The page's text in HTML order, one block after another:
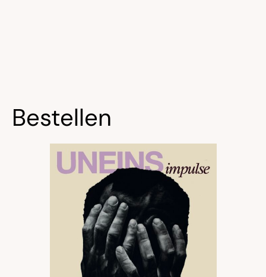
Bestellen